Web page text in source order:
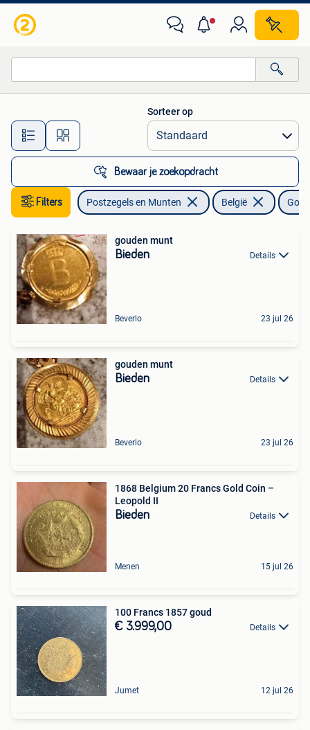
Alle afstanden…
Sorteer op
Bewaar je zoekopdracht
Filters Postzegels en Munten België Goud
gouden munt
Bieden Details
Beverlo 23 jul 26
gouden munt
Bieden Details
Beverlo 23 jul 26
1868 Belgium 20 Francs Gold Coin –
Leopold II
Bieden Details
Menen 15 jul 26
100 Francs 1857 goud
€ 3.999,00 Details
Jumet 12 jul 26